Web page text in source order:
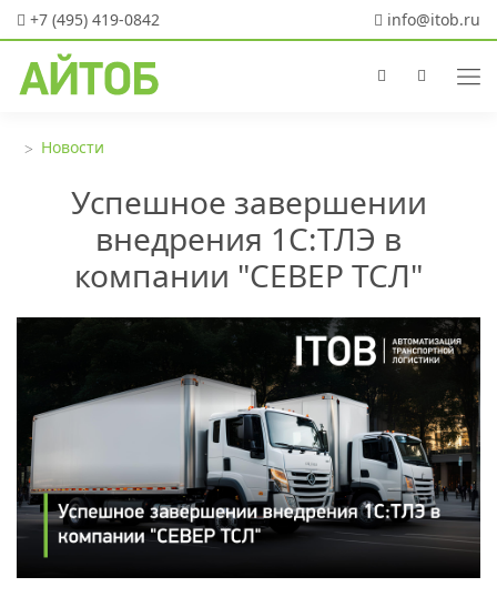
+7 (495) 419-0842 info@itob.ru
Новости
Успешное завершении
внедрения 1С:ТЛЭ в
компании "СЕВЕР ТСЛ"